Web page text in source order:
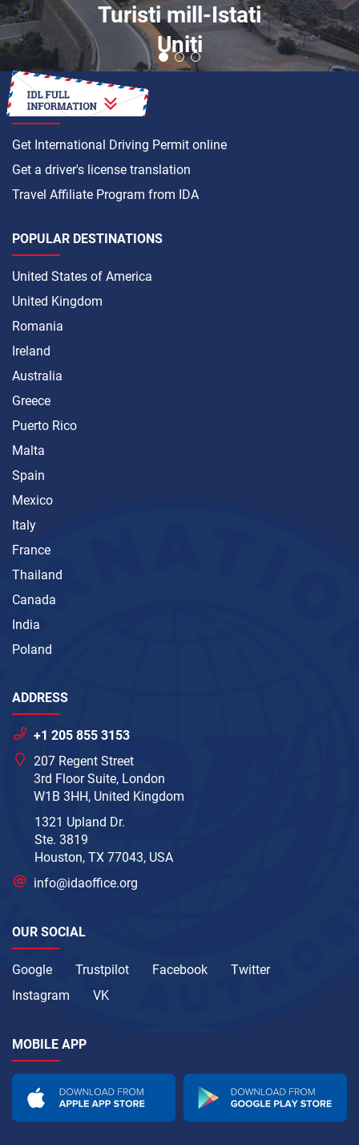
Turisti mill-Istati
Uniti
HOW TO
Get International Driving Permit online
Get a driver's license translation
Travel Affiliate Program from IDA
POPULAR DESTINATIONS
United States of America
United Kingdom
Romania
Ireland
Australia
Greece
Puerto Rico
Malta
Spain
Mexico
Italy
France
Thailand
Canada
India
Poland
ADDRESS
+1 205 855 3153
207 Regent Street
3rd Floor Suite, London
W1B 3HH, United Kingdom
1321 Upland Dr.
Ste. 3819
Houston, TX 77043, USA
info@idaoffice.org
OUR SOCIAL
Google Trustpilot Facebook
Twitter
Instagram
VK
MOBILE APP